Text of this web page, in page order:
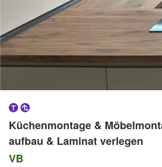
Küchenmontage &
aufbau & Laminat verlegen
VB